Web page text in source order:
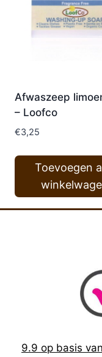
Afwaszeep
– Loofco
€3,25
Toevoegen
9.9 op basis